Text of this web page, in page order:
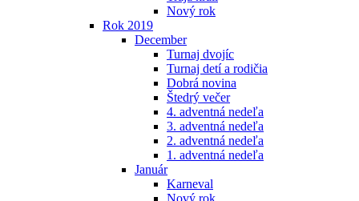
Nový rok
Rok 2019
December
Turnaj dvojíc
Turnaj detí a rodičia
Dobrá novina
Štedrý večer
4. adventná nedeľa
3. adventná nedeľa
2. adventná nedeľa
1. adventná nedeľa
Január
Karneval
Nový rok